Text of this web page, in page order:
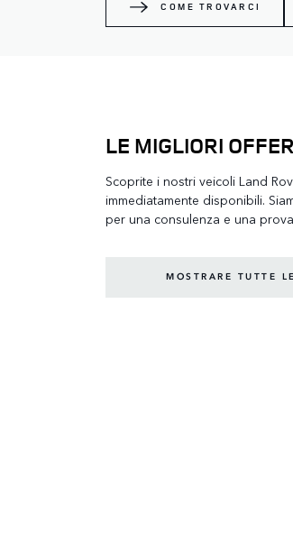
COME TROVARCI
LE MIGLIORI
Scoprite i nostri veicoli Land
immediatamente disponibili.
per una consulenza e una
MOSTRARE TUTTE